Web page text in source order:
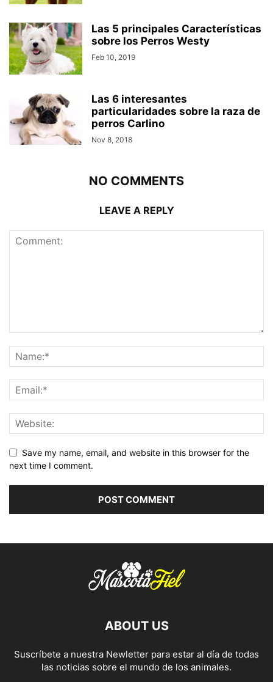
Las 5 principales Características
sobre los Perros Westy
Feb 10, 2019
Las 6 interesantes
particularidades sobre la raza de
perros Carlino
Nov 8, 2018
NO COMMENTS
LEAVE A REPLY
Save my name, email, and website in this browser for the
next time I comment.
ABOUT US
Suscríbete a nuestra Newletter para estar al día de todas
las noticias sobre el mundo de los animales.